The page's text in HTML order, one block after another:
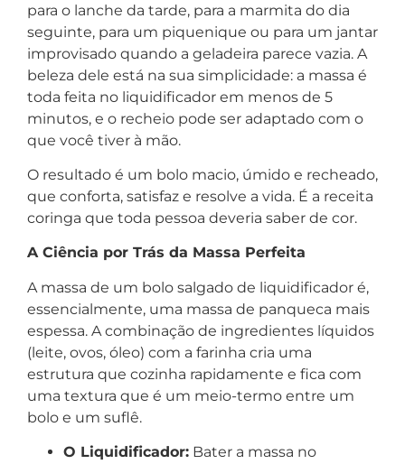
para o lanche da tarde, para a marmita do dia
seguinte, para um piquenique ou para um jantar
improvisado quando a geladeira parece vazia. A
beleza dele está na sua simplicidade: a massa é
toda feita no liquidificador em menos de 5
minutos, e o recheio pode ser adaptado com o
que você tiver à mão.
O resultado é um bolo macio, úmido e recheado,
que conforta, satisfaz e resolve a vida. É a receita
coringa que toda pessoa deveria saber de cor.
A Ciência por Trás da Massa Perfeita
A massa de um bolo salgado de liquidificador é,
essencialmente, uma massa de panqueca mais
espessa. A combinação de ingredientes líquidos
(leite, ovos, óleo) com a farinha cria uma
estrutura que cozinha rapidamente e fica com
uma textura que é um meio-termo entre um
bolo e um suflê.
O Liquidificador: Bater a massa no